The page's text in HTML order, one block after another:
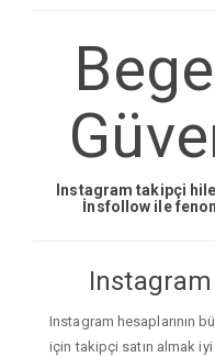
Instagram takipçi
İnsfollow ile
Instagram
Instagram hesaplarının
için takipçi satın almak